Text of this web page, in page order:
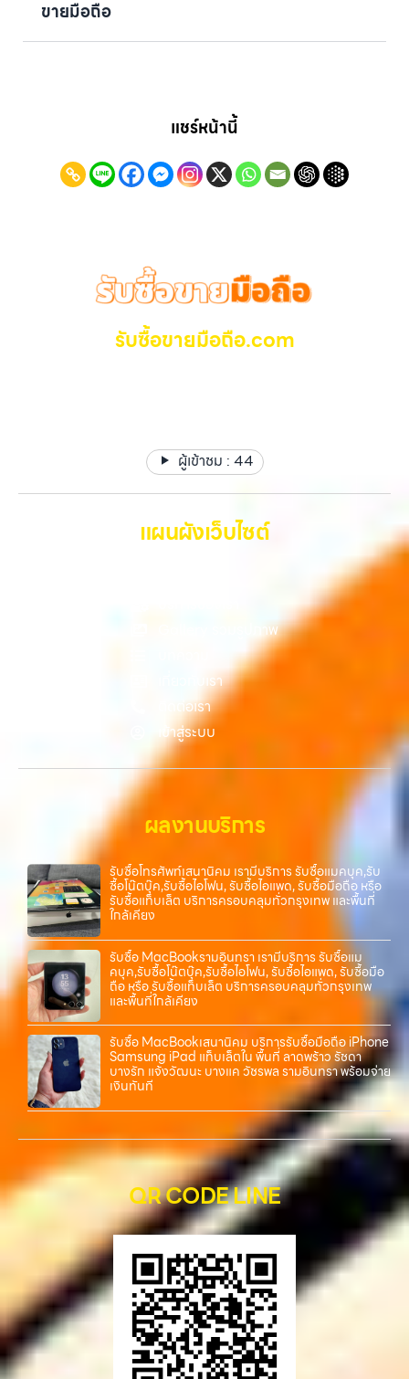
ขายมือถือ
แชร์หน้านี้
รับซื้อขายมือถือ.com
ผู้เข้าชม : 44
แผนผังเว็บไซต์
Gallery รวมรูปภาพ
เกี่ยวกับเรา
ติดต่อเรา
เข้าสู่ระบบ
ผลงานบริการ
รับซื้อโทรศัพท์เสนานิคม เรามีบริการ รับซื้อแมคบุค,รับ
ซื้อโน๊ตบุ๊ค,รับซื้อไอโฟน, รับซื้อไอแพด, รับซื้อมือถือ หรือ
รับซื้อแท็บเล็ต บริการครอบคลุมทั่วกรุงเทพ และพื้นที่
ใกล้เคียง
รับซื้อ MacBookรามอินทรา เรามีบริการ รับซื้อแม
คบุค,รับซื้อโน๊ตบุ๊ค,รับซื้อไอโฟน, รับซื้อไอแพด, รับซื้อมือ
ถือ หรือ รับซื้อแท็บเล็ต บริการครอบคลุมทั่วกรุงเทพ
และพื้นที่ใกล้เคียง
รับซื้อ MacBookเสนานิคม บริการรับซื้อมือถือ iPhone
Samsung iPad แท็บเล็ตใน พื้นที่ ลาดพร้าว รัชดา
บางรัก แจ้งวัฒนะ บางแค วัชรพล รามอินทรา พร้อมจ่าย
เงินทันที
QR CODE LINE